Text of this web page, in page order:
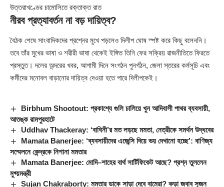
উত্তরাখণ্ডের চামোলিতে রক্তাক্ত রাত
নীরব প্রত্যাবর্তন না বড় দায়িত্ব?
বৈঠক শেষে সাংবাদিকদের প্রশ্নের মুখে পড়লেও দিলীপ ঘোষ স্পষ্ট করে কিছু বলেননি।
তবে তাঁর মুখের ভাষা ও শরীরী ভাষা থেকেই ইঙ্গিত তিনি ফের সক্রিয় রাজনীতিতে ফিরতে
প্রস্তুত। দলের অন্দরের খবর, আগামী দিনে সংগঠন পুনর্গঠন, জেলা স্তরের কর্মসূচি এবং
কর্মীদের মনোবল বাড়ানোর দায়িত্ব দেওয়া হতে পারে দিলীপকেই।
Birbhum Shootout: প্রকাশ্যে গুলি চালিয়ে খুন আদিবাসী পাথর ব্যবসায়ী,
আতঙ্ক রামপুরহাটে
Uddhav Thackeray: ‘বাঘিনী’র মত লড়ছে মমতা, নেত্রীকে সমর্থন উদ্ধবের
Mamata Banerjee: ‘ব্যবসায়ীদের এজেন্সি দিয়ে ভয় দেখানো হচ্ছে’: বাণিজ্য
সম্মেলনে কেন্দ্রকে নিশানা মমতার
Mamata Banerjee: মোদি–শাহের বার্থ সার্টিফিকেট আছে? প্রশ্ন তুললেন
মুখ্য়মন্ত্রী
Sujan Chakraborty: মমতার ডাকে সাড়া দেবে বামেরা? কড়া জবাব সুজন